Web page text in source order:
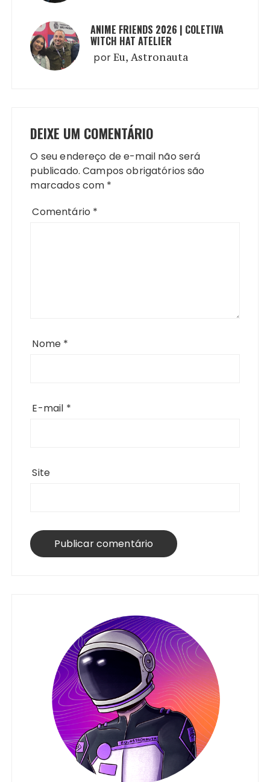
ANIME FRIENDS 2026 | COLETIVA
WITCH HAT ATELIER
porEu, Astronauta
DEIXE UM COMENTÁRIO
O seu endereço de e-mail não será
publicado. Campos obrigatórios são
marcados com *
Comentário *
Nome *
E-mail *
Site